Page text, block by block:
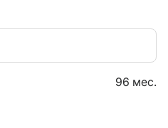
96 мес.